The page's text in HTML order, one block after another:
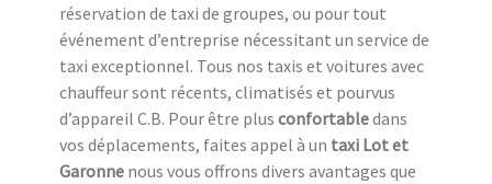
réservation de taxi de groupes, ou pour tout
événement d’entreprise nécessitant un service de
taxi exceptionnel. Tous nos taxis et voitures avec
chauffeur sont récents, climatisés et pourvus
d’appareil C.B. Pour être plus confortabledans
vos déplacements, faites appel à un taxi Lot et
Garonne nous vous offrons divers avantages que